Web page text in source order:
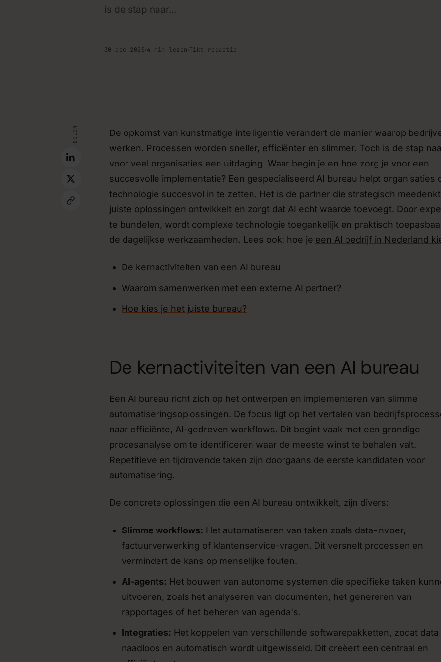
hoeft te worden.
Begeleiding en training voor teams die zelf met AI en
nieuwe tools aan de slag willen.
›
Hosting, onderhoud en
een sprint-based samenwerking.
is de stap naar...
30 dec 2025 4 min lezen Tikt redactie
DELEN
De opkomst van kunstmatige intelligentie verandert de manier waarop
werken. Processen worden sneller, efficiënter en slimmer. Toch is de stap
voor veel organisaties een uitdaging. Waar begin je en hoe zorg je voor een
succesvolle implementatie? Een gespecialiseerd AI bureau helpt organisaties
technologie succesvol in te zetten. Het is de partner die strategisch
juiste oplossingen ontwikkelt en zorgt dat AI echt waarde toevoegt. Door
te bundelen, wordt complexe technologie toegankelijk en praktisch
de dagelijkse werkzaamheden. Lees ook: hoe je een AI bedrijf in Nederland
De kernactiviteiten van een AI bureau
Waarom samenwerken met een externe AI partner?
Hoe kies je het juiste bureau?
De kernactiviteiten van een AI bureau
Een AI bureau richt zich op het ontwerpen en implementeren van slimme
automatiseringsoplossingen. De focus ligt op het vertalen van
naar efficiënte, AI-gedreven workflows. Dit begint vaak met een grondige
procesanalyse om te identificeren waar de meeste winst te behalen valt.
Repetitieve en tijdrovende taken zijn doorgaans de eerste kandidaten voor
automatisering.
De concrete oplossingen die een AI bureau ontwikkelt, zijn divers:
Slimme workflows: Het automatiseren van taken zoals data-invoer,
factuurverwerking of klantenservice-vragen. Dit versnelt processen en
vermindert de kans op menselijke fouten.
AI-agents: Het bouwen van autonome systemen die specifieke taken
uitvoeren, zoals het analyseren van documenten, het genereren van
rapportages of het beheren van agenda's.
Integraties: Het koppelen van verschillende softwarepakketten, zodat data
naadloos en automatisch wordt uitgewisseld. Dit creëert een centraal en